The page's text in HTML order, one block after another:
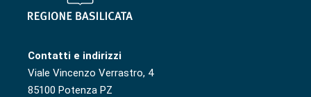
Contatti e indirizzi
Viale Vincenzo Verrastro, 4
85100 Potenza PZ